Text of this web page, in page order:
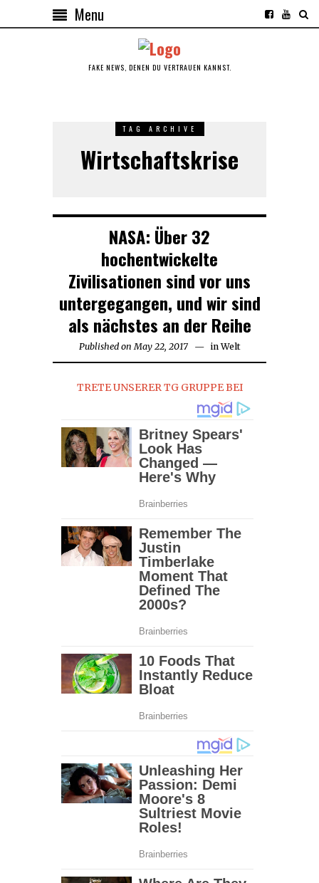
Menu
FAKE NEWS, DENEN DU VERTRAUEN KANNST.
TAG ARCHIVE
Wirtschaftskrise
NASA: Über 32
hochentwickelte
Zivilisationen sind vor uns
untergegangen, und wir sind
als nächstes an der Reihe
Published on May 22, 2017 in Welt
TRETE UNSERER TG GRUPPE BEI